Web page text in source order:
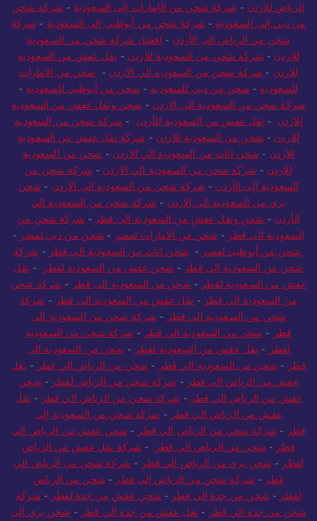
الرياض للاردن - شركة شحن من الإمارات إلى السعودية - شركة شحن
من دبي إلى السعودية - شركة شحن من أبوظبي إلى السعودية - شركة
شحن من الرياض الى الأردن - افضل شركة شحن من السعودية
للاردن - شركة شحن من السعودية للاردن - نقل عفش من السعودية
للاردن - شركة شحن من السعودية الي الاردن - شحن من الامارات
للسعودية - شحن من دبي للسعودية - شحن من أبوظبي للسعودية -
شركة شحن من السعودية الى الاردن - شحن ونقل عفش من السعودية
للاردن - نقل عفش من السعودية للأردن - شركة شحن من السعودية
للاردن - شحن من السعودية للاردن - شركة نقل عفش من السعودية
للاردن - شحن اثاث من السعودية الي الاردن - شحن من السعودية
للاردن - شركة شحن من السعودية الي الاردن - شركة شحن من
السعودية إلى الأردن - شركة شحن من السعودية الى الاردن - شحن
بري من السعودية الى الاردن - شركة شحن من السعودية الي
الأردن - شحن ونقل عفش من السعودية الي قطر - شركة شحن من
السعودية الي قطر - شحن من الامارات لمصر - شحن من دبي لمصر -
شحن من أبوظبي لمصر - شحن اثاث من السعودية الى قطر - شركة
شحن من السعودية الى قطر - شحن عفش من السعودية لقطر - نقل
عفش من السعودية لقطر - شحن من السعودية الى قطر - شركة شحن
من السعودية الي قطر - نقل عفش من السعودية الي قطر - شركة
شحن من السعودية الي قطر - شركة شحن من السعودية الى
قطر - شحن من السعودية الي قطر - شركة شحن من السعودية
لقطر - نقل عفش من السعودية لقطر - شحن من السعودية الى
قطر - شحن من السعودية الي قطر - شحن من الرياض الي قطر - نقل
عفش من الرياض الي قطر - شركة شحن من الرياض لقطر - شحن
عفش من الرياض الي قطر - شركة شحن من الرياض الي قطر - نقل
عفش من الرياض الي قطر - شركة شحن من السعودية إلى
قطر - شركة شحن من الرياض الي قطر - شحن عفش من الرياض الي
قطر - شحن من الرياض الي قطر - شركة نقل عفش من الرياض
لقطر - شحن بري من الرياض الي قطر - شركة شحن من الرياض الي
قطر - شركة شحن من الرياض إلى قطر - شحن من الرياض
لقطر - شحن من جدة الي قطر - شحن عفش من جدة لقطر - شركة
شحن من جدة الي قطر - نقل عفش من جدة الي قطر - شحن بري الى